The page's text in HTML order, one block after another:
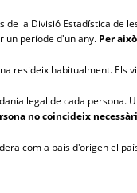
de la Divisió Estadística de
un període d'un any. Per
resideix habitualment. Els
legal de cada persona.
no coincideix
com a país d'origen el